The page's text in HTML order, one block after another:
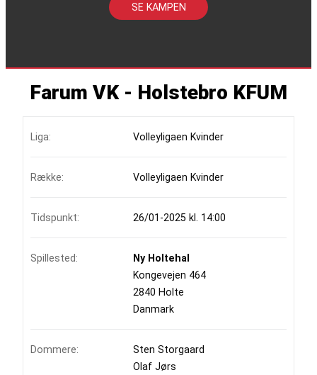
SE KAMPEN
Farum VK - Holstebro KFUM
Liga: Volleyligaen Kvinder
Række: Volleyligaen Kvinder
Tidspunkt: 26/01-2025 kl. 14:00
Spillested:
Ny Holtehal
Kongevejen 464
2840 Holte
Danmark
Dommere:
Sten Storgaard
Olaf Jørs